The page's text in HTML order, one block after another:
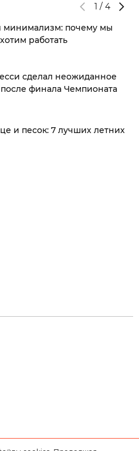
1 / 4
минимализм: почему мы
работать
сделал неожиданное
финала Чемпионата
и песок: 7 лучших летних